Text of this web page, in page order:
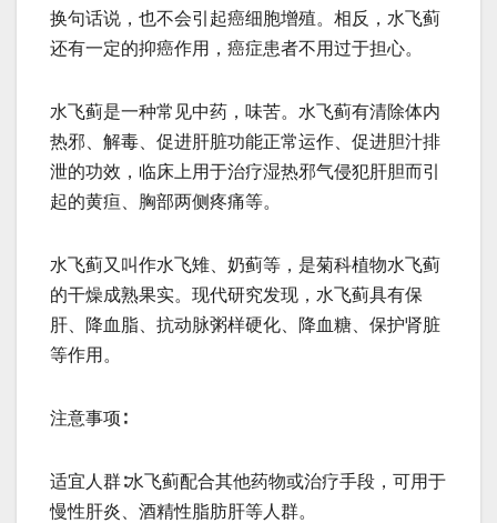
换句话说，也不会引起癌细胞增殖。相反，水飞蓟
还有一定的抑癌作用，癌症患者不用过于担心。
水飞蓟是一种常见中药，味苦。水飞蓟有清除体内
热邪、解毒、促进肝脏功能正常运作、促进胆汁排
泄的功效，临床上用于治疗湿热邪气侵犯肝胆而引
起的黄疸、胸部两侧疼痛等。
水飞蓟又叫作水飞雉、奶蓟等，是菊科植物水飞蓟
的干燥成熟果实。现代研究发现，水飞蓟具有保
肝、降血脂、抗动脉粥样硬化、降血糖、保护肾脏
等作用。
注意事项∶
适宜人群∶水飞蓟配合其他药物或治疗手段，可用于
慢性肝炎、酒精性脂肪肝等人群。